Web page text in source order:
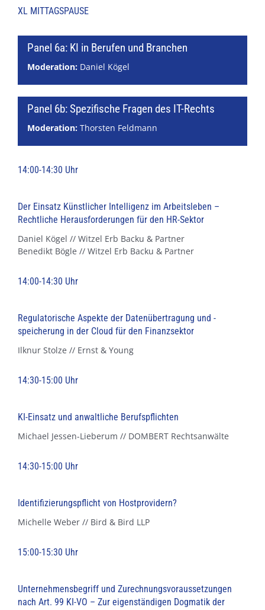
XL MITTAGSPAUSE
Panel 6a: KI in Berufen und Branchen
Moderation:Daniel Kögel
Panel 6b: Spezifische Fragen des IT-Rechts
Moderation:Thorsten Feldmann
14:00-14:30 Uhr
Der Einsatz Künstlicher Intelligenz im Arbeitsleben –
Rechtliche Herausforderungen für den HR-Sektor
Daniel Kögel // Witzel Erb Backu & Partner
Benedikt Bögle // Witzel Erb Backu & Partner
14:00-14:30 Uhr
Regulatorische Aspekte der Datenübertragung und -
speicherung in der Cloud für den Finanzsektor
Ilknur Stolze // Ernst & Young
14:30-15:00 Uhr
KI-Einsatz und anwaltliche Berufspflichten
Michael Jessen-Lieberum // DOMBERT Rechtsanwälte
14:30-15:00 Uhr
Identifizierungspflicht von Hostprovidern?
Michelle Weber // Bird & Bird LLP
15:00-15:30 Uhr
Unternehmensbegriff und Zurechnungsvoraussetzungen
nach Art. 99 KI-VO – Zur eigenständigen Dogmatik der